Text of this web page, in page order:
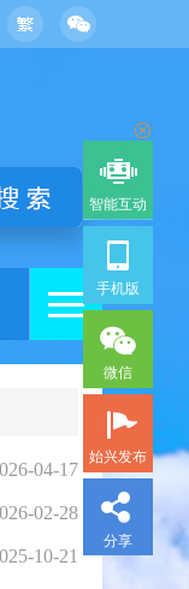
04-17
02-28
10-21
智能互动
手机版
微信
始兴发布
分享